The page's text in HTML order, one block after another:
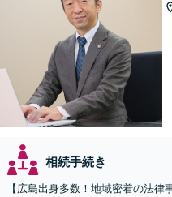
相続手続き
【広島出身多数！地域密着の法